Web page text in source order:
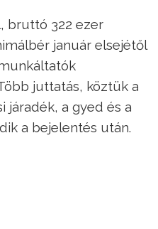
bruttó 322 ezer
január elsejétől
juttatás, köztük a
járadék, a gyed és a
a bejelentés után.